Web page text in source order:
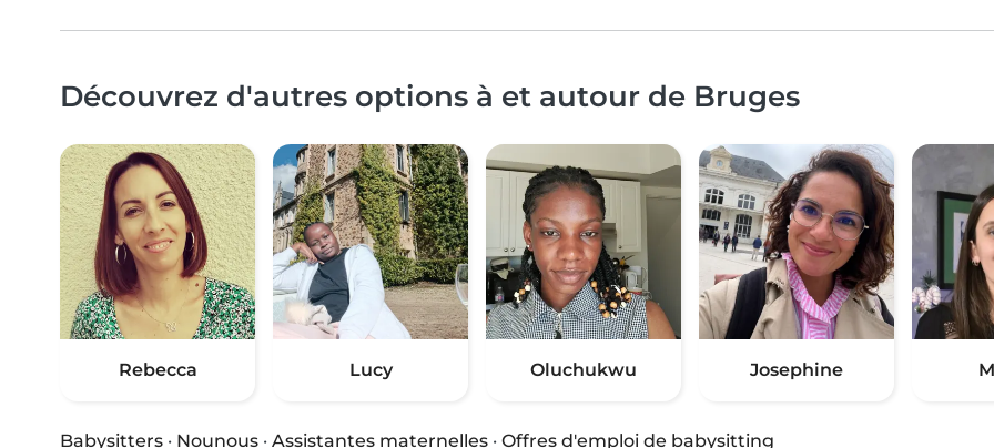
Découvrez d'autres options à et autour de Bruges
Rebecca Lucy Oluchukwu Josephine
Babysitters · Nounous · Assistantes maternelles · Offres d'emploi de babysitting